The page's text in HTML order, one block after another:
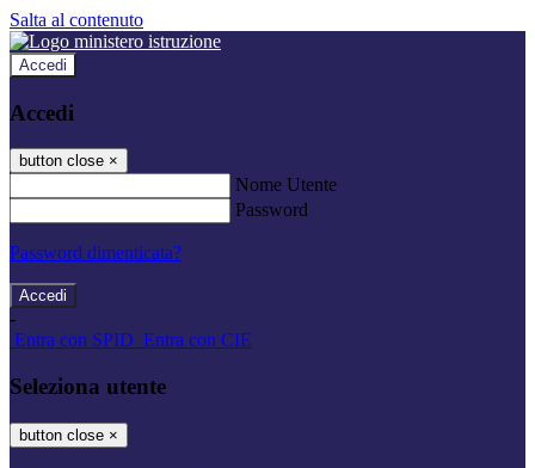
Salta al contenuto
Accedi
Accedi
button close ×
Nome Utente
Password
Password dimenticata?
-
Entra con SPID Entra con CIE
Seleziona utente
button close ×